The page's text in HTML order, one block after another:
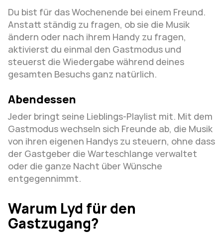
Du bist für das Wochenende bei einem Freund.
Anstatt ständig zu fragen, ob sie die Musik
ändern oder nach ihrem Handy zu fragen,
aktivierst du einmal den Gastmodus und
steuerst die Wiedergabe während deines
gesamten Besuchs ganz natürlich.
Abendessen
Jeder bringt seine Lieblings-Playlist mit. Mit dem
Gastmodus wechseln sich Freunde ab, die Musik
von ihren eigenen Handys zu steuern, ohne dass
der Gastgeber die Warteschlange verwaltet
oder die ganze Nacht über Wünsche
entgegennimmt.
Warum Lyd für den
Gastzugang?